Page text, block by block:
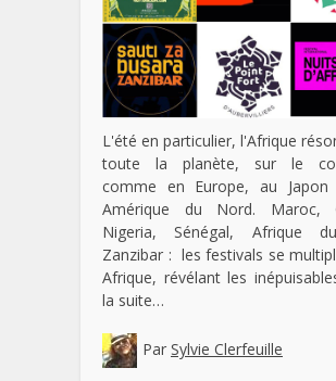
L'été en particulier, l'Afrique
toute la planète, sur le
comme en Europe, au
Amérique du Nord. Maroc,
Nigeria, Sénégal, Afrique
Zanzibar : les festivals se
Afrique, révélant les
la suite…
Par Sylvie Clerfeuille